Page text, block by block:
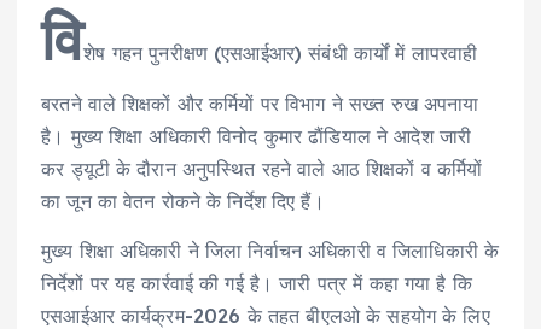
विशेष गहन पुनरीक्षण (एसआईआर) संबंधी कार्यों में लापरवाही
बरतने वाले शिक्षकों और कर्मियों पर विभाग ने सख्त रुख अपनाया
है। मुख्य शिक्षा अधिकारी विनोद कुमार ढाैंडियाल ने आदेश जारी
कर ड्यूटी के दौरान अनुपस्थित रहने वाले आठ शिक्षकों व कर्मियों
का जून का वेतन रोकने के निर्देश दिए हैं।
मुख्य शिक्षा अधिकारी ने जिला निर्वाचन अधिकारी व जिलाधिकारी के
निर्देशों पर यह कार्रवाई की गई है। जारी पत्र में कहा गया है कि
एसआईआर कार्यक्रम-2026 के तहत बीएलओ के सहयोग के लिए